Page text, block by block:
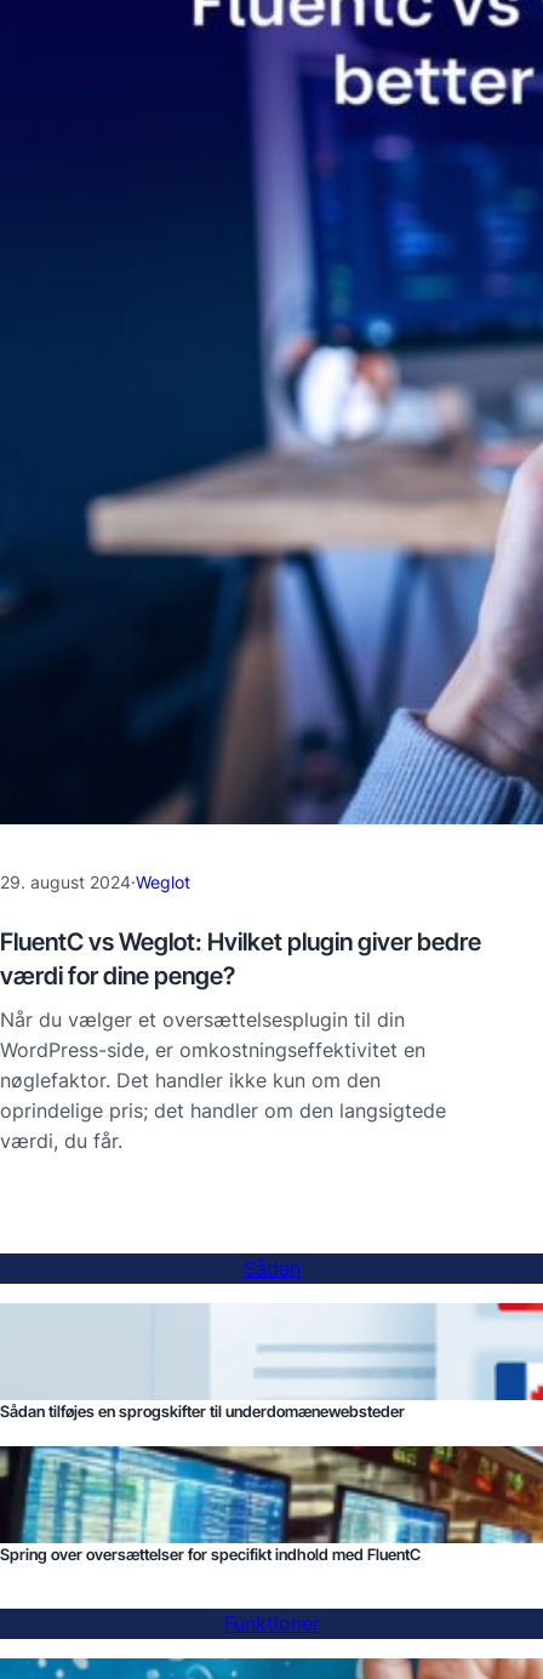
29. august 2024·Weglot
FluentC vs Weglot: Hvilket plugin giver bedre
værdi for dine penge?
Når du vælger et oversættelsesplugin til din
WordPress-side, er omkostningseffektivitet en
nøglefaktor. Det handler ikke kun om den
oprindelige pris; det handler om den langsigtede
værdi, du får.
Sådan
Sådan tilføjes en sprogskifter til underdomænewebsteder
Spring over oversættelser for specifikt indhold med FluentC
Funktioner